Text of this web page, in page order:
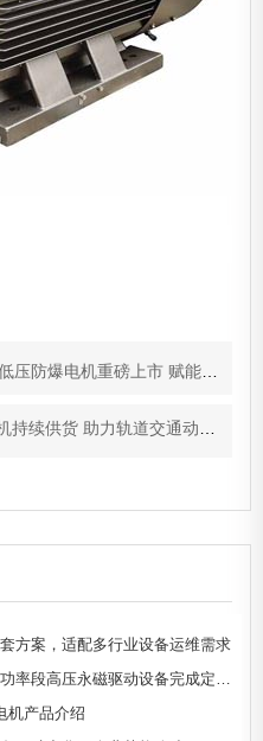
机重磅上市 赋能高危工况安全高效生产
供货 助力轨道交通动力配套
方案，适配多行业设备运维需求
高压永磁驱动设备完成定型交付
机产品介绍